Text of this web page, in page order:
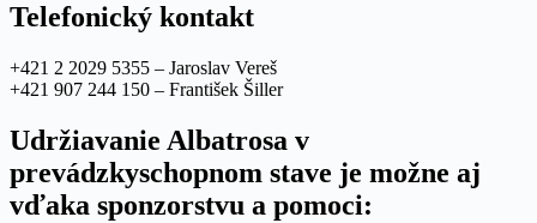
Telefonický kontakt
+421 2 2029 5355 – Jaroslav Vereš
+421 907 244 150 – František Šiller
Udržiavanie Albatrosa v
prevádzkyschopnom stave je možne aj
vďaka sponzorstvu a pomoci: